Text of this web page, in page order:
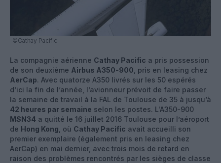
©Cathay Pacific
La compagnie aérienne Cathay Pacific a pris possession
de son deuxième Airbus A350-900 , pris en leasing chez
AerCap. Avec quatorze A350 livrés sur les 50 espérés
d’ici la fin de l’année, l’avionneur prévoit de faire passer
la semaine de travail à la FAL de Toulouse de 35 à jusqu’à
42 heures par semaine selon les postes. L'A350-900
MSN34 a quitté le 16 juillet 2016 Toulouse pour l’aéroport
de Hong Kong , où Cathay Pacific avait accueilli son
premier exemplaire (également pris en leasing chez
AerCap) en mai dernier, avec trois mois de retard en
raison des problèmes rencontrés par les sièges de classe